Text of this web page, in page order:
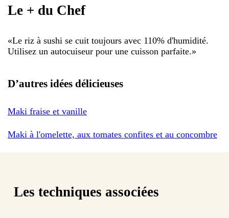
Le + du Chef
«Le riz à sushi se cuit toujours avec 110% d'humidité.
Utilisez un autocuiseur pour une cuisson parfaite.»
D’autres idées délicieuses
Maki fraise et vanille
Maki à l'omelette, aux tomates confites et au concombre
Les techniques associées